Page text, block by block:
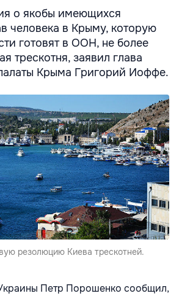
о якобы имеющихся
человека в Крыму, которую
готовят в ООН, не более
трескотня, заявил глава
Крыма Григорий Иоффе.
резолюцию Киева трескотней.
Петр Порошенко сообщил,